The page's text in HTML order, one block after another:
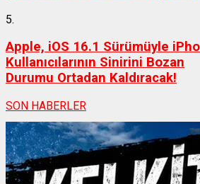
5.
Apple, iOS 16.1 Sürümüyle
Kullanıcılarının Sinirini Bozan
Durumu Ortadan Kaldıracak!
SON HABERLER